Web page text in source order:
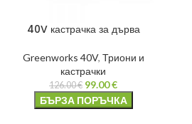
40V кастрачка за дърва
Greenworks 40V, Триони и
кастрачки
126.00€ 99.00€
БЪРЗА ПОРЪЧКА